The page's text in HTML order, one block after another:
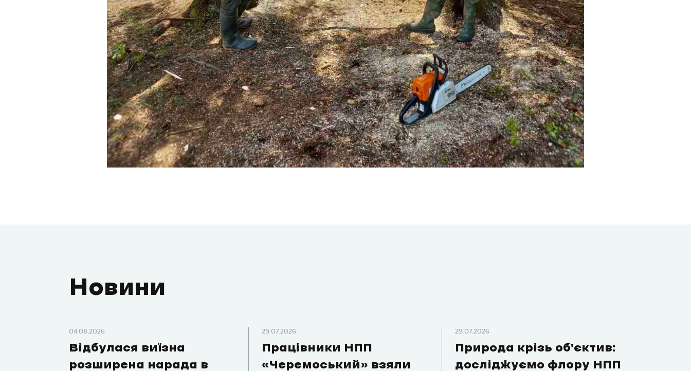
Новини
04.08.2026
Відбулася виїзна
розширена нарада в
29.07.2026
Працівники НПП
«Черемоський» взяли
29.07.2026
Природа крізь об’єктив:
досліджуємо флору НПП